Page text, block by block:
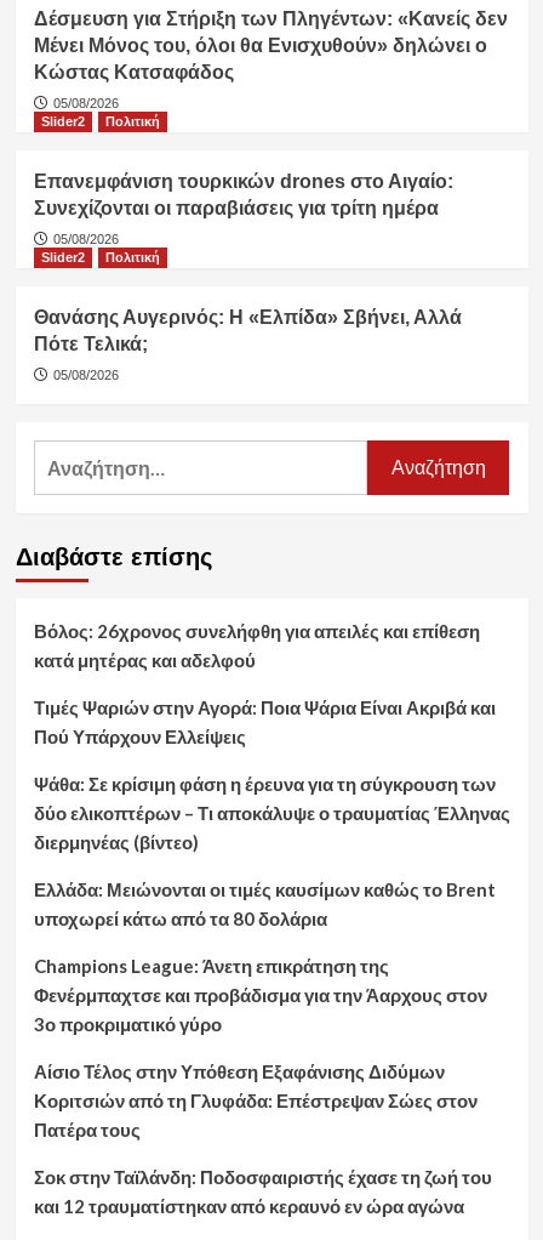
Δέσμευση για Στήριξη των Πληγέντων: «Κανείς δεν
Μένει Μόνος του, όλοι θα Ενισχυθούν» δηλώνει ο
Κώστας Κατσαφάδος
05/08/2026
Slider2
Πολιτική
Επανεμφάνιση τουρκικών drones στο Αιγαίο:
Συνεχίζονται οι παραβιάσεις για τρίτη ημέρα
05/08/2026
Slider2
Πολιτική
Θανάσης Αυγερινός: Η «Ελπίδα» Σβήνει, Αλλά
Πότε Τελικά;
05/08/2026
Διαβάστε επίσης
Βόλος: 26χρονος συνελήφθη για απειλές και επίθεση
κατά μητέρας και αδελφού
Τιμές Ψαριών στην Αγορά: Ποια Ψάρια Είναι Ακριβά και
Πού Υπάρχουν Ελλείψεις
Ψάθα: Σε κρίσιμη φάση η έρευνα για τη σύγκρουση των
δύο ελικοπτέρων – Τι αποκάλυψε ο τραυματίας Έλληνας
διερμηνέας (βίντεο)
Ελλάδα: Μειώνονται οι τιμές καυσίμων καθώς το Brent
υποχωρεί κάτω από τα 80 δολάρια
Champions League: Άνετη επικράτηση της
Φενέρμπαχτσε και προβάδισμα για την Άαρχους στον
3ο προκριματικό γύρο
Αίσιο Τέλος στην Υπόθεση Εξαφάνισης Διδύμων
Κοριτσιών από τη Γλυφάδα: Επέστρεψαν Σώες στον
Πατέρα τους
Σοκ στην Ταϊλάνδη: Ποδοσφαιριστής έχασε τη ζωή του
και 12 τραυματίστηκαν από κεραυνό εν ώρα αγώνα